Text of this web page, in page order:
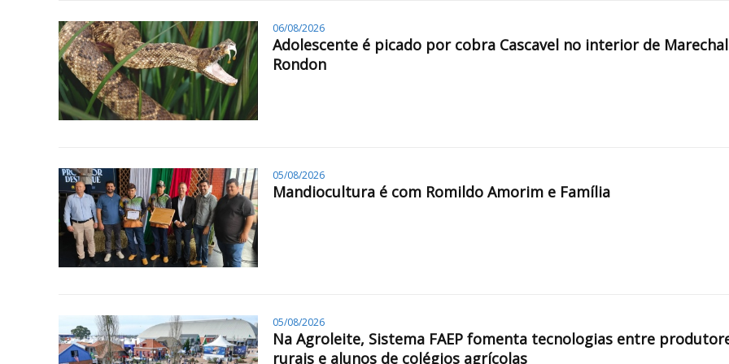
06/08/2026
Adolescente é picado por cobra Cascavel no interior de Marechal
Rondon
05/08/2026
Mandiocultura é com Romildo Amorim e Família
05/08/2026
Na Agroleite, Sistema FAEP fomenta tecnologias entre
rurais e alunos de colégios agrícolas